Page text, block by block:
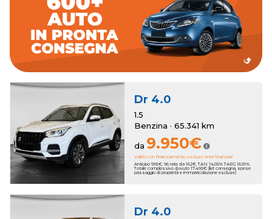
Romana Auto propone una selezione accurata di vetture usate
e un'ampia scelta di auto km zero che ti garantiranno la
consegna rapida.
Concediti l'auto perfetta sceglienda fra oltre 600 vetture dei
migliori marchi accompagnato passa dopo passo
dall'esperienza del nostro Team.
Dr 4.0
1.5
Benzina · 65.341 km
da 9.950€
Valido con finanziamento, escluso oneri finanziari
Anticipo 995€. 96 rate da 162€. TAN 14.05% TAEG 16.91%.
Totale complessivo dovuto 17.495€ (kit consegna, spese
passaggio di proprietà e immatricolazione escluse)
Dr 4.0